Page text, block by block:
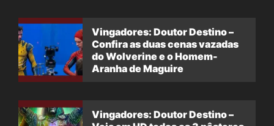
Vingadores: Doutor Destino –
Confira as duas cenas vazadas
do Wolverine e o Homem-
Aranha de Maguire
Vingadores: Doutor Destino –